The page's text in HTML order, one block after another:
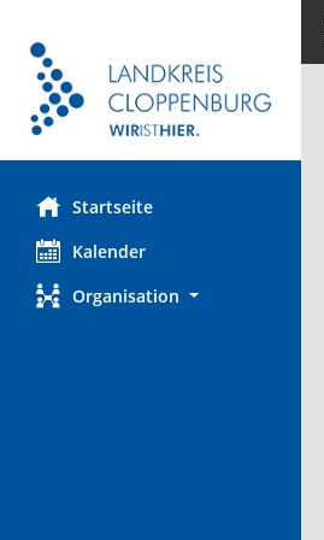
Startseite
Kalender
Organisation